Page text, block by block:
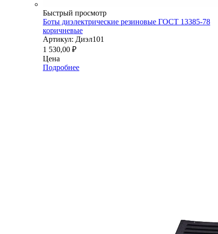
Быстрый просмотр
Боты диэлектрические резиновые ГОСТ 13385-78
коричневые
Артикул: Диэл101
1 530,00 ₽
Цена
Подробнее